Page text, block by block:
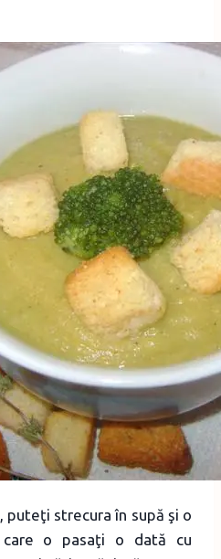
puteţi strecura în supă şi o
o pasaţi o dată cu